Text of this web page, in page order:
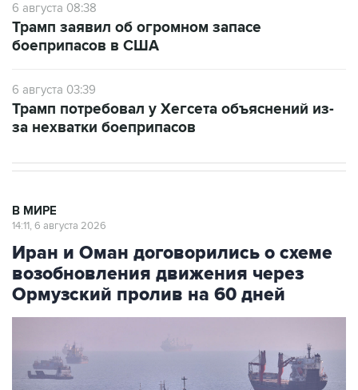
6 августа 08:38
Трамп заявил об огромном запасе
боеприпасов в США
6 августа 03:39
Трамп потребовал у Хегсета объяснений из-
за нехватки боеприпасов
В МИРЕ
14:11, 6 августа 2026
Иран и Оман договорились о схеме
возобновления движения через
Ормузский пролив на 60 дней